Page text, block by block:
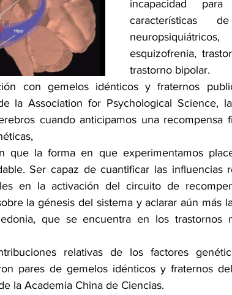
incapacidad
características
esquizofrenia,
trastorno bipolar.
con gemelos idénticos y fraternos
la Association for Psychological Science,
cuando anticipamos una recompensa
que la forma en que experimentamos
Ser capaz de cuantificar las influencias
en la activación del circuito de
la génesis del sistema y aclarar aún más
que se encuentra en los trastornos
relativas de los factores
pares de gemelos idénticos y fraternos
la Academia China de Ciencias.